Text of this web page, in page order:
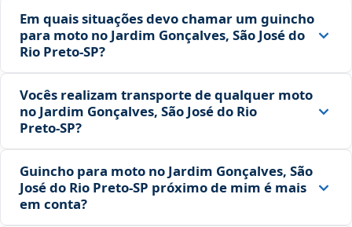
Em quais situações devo chamar um guincho
para moto no Jardim Gonçalves, São José do
Rio Preto‑SP?
Vocês realizam transporte de qualquer moto
no Jardim Gonçalves, São José do Rio
Preto‑SP?
Guincho para moto no Jardim Gonçalves, São
José do Rio Preto‑SP próximo de mim é mais
em conta?